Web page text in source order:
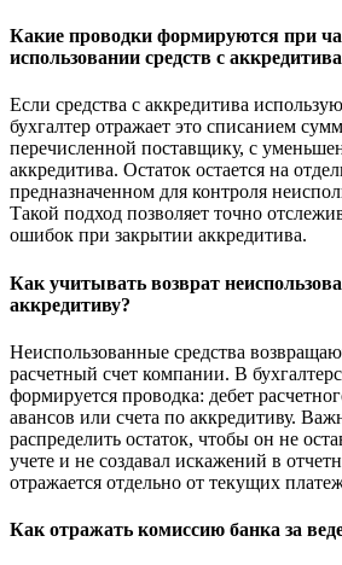
Какие проводки формируются при
использовании средств с
Если средства с аккредитива
бухгалтер отражает это списанием
перечисленной поставщику, с
аккредитива. Остаток остается на
предназначенном для контроля
Такой подход позволяет точно
ошибок при закрытии аккредитива.
Как учитывать возврат
аккредитиву?
Неиспользованные средства
расчетный счет компании. В
формируется проводка: дебет
авансов или счета по аккредитиву.
распределить остаток, чтобы он не
учете и не создавал искажений в
отражается отдельно от текущих
Как отражать комиссию банка за